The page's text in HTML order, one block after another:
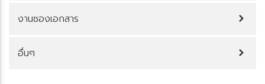
งานซองเอกสาร
อื่นๆ